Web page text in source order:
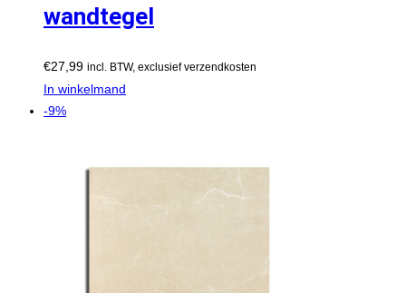
wandtegel
€27,99 incl. BTW, exclusief verzendkosten
In winkelmand
-9%